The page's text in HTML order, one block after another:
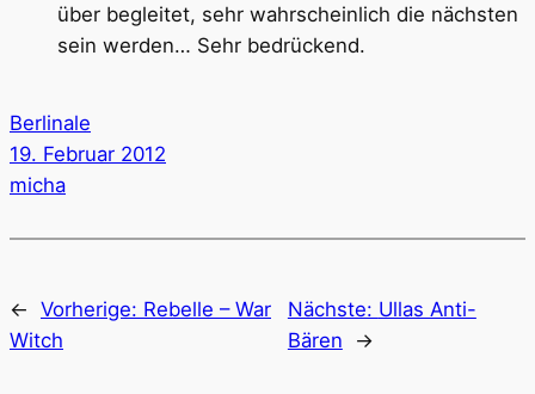
über begleitet, sehr wahrscheinlich die nächsten
sein werden… Sehr bedrückend.
Berlinale
19. Februar 2012
micha
← Vorherige: Rebelle – War
Witch
Nächste: Ullas Anti-
Bären
→